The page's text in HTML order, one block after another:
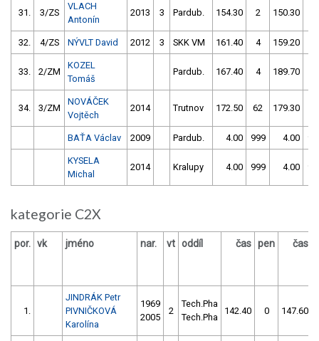
31. 3/ZS
VLACH
Antonín
2013 3 Pardub. 154.30 2 150.30
32. 4/ZS NÝVLT David 2012 3 SKK VM 161.40 4 159.20
33. 2/ZM
KOZEL
Tomáš
Pardub. 167.40 4 189.70
34. 3/ZM
NOVÁČEK
Vojtěch
2014 Trutnov 172.50 62 179.30
BAŤA Václav 2009 Pardub. 4.00 999 4.00
KYSELA
Michal
2014 Kralupy 4.00 999 4.00
kategorie C2X
por. vk jméno nar. vt oddíl čas pen čas
1.
JINDRÁK Petr
PIVNIČKOVÁ
Karolína
1969
2005
2
Tech.Pha
Tech.Pha
142.40 0 147.60